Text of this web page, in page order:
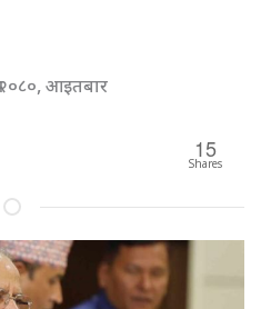
२०८०, आइतबार
15
Shares